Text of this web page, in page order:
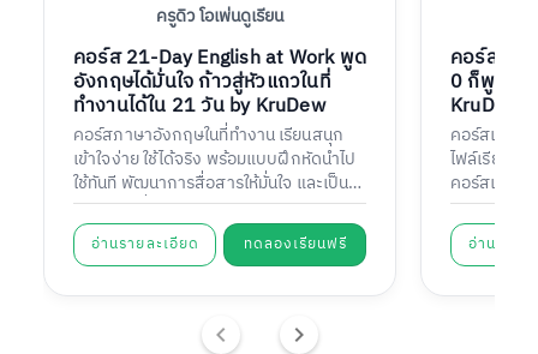
ครูดิว โอเพ่นดูเรียน
คอร์ส 21-Day English at Work พูด
อังกฤษได้มั่นใจ ก้าวสู่หัวแถวในที่
ทำงานได้ใน 21 วัน by KruDew
คอร์สภาษาอังกฤษในที่ทำงาน เรียนสนุก
เข้าใจง่าย ใช้ได้จริง พร้อมแบบฝึกหัดนำไป
ใช้ทันที พัฒนาการสื่อสารให้มั่นใจ และเป็น
หัวแถวในที่ทำงานได้ใน 21 วัน
อ่านรายละเอียด ทดลองเรียนฟรี
คอร์ส 21-
0 ก็พูดอัง
KruDew
คอร์สเรียน
ไฟล์เรียนป
คอร์สเรียน
อ่านรายล